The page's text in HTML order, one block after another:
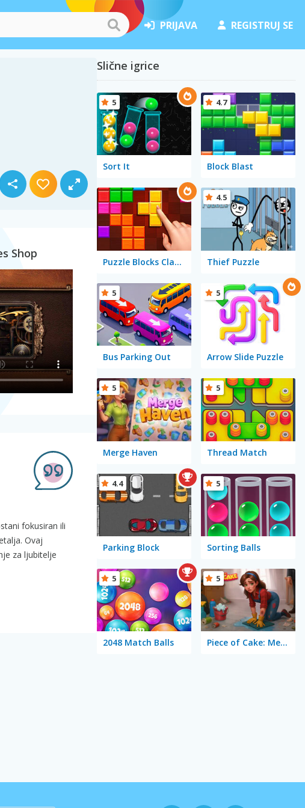
PRIJAVA REGISTRUJ SE
Shop
fokusiran ili
Ovaj
za ljubitelje
Slične igrice
Sort It
5
Block Blast
4.7
Puzzle Blocks Classic Thief Puzzle
4.5
Bus Parking Out
5
Arrow Slide Puzzle
5
Merge Haven
5
Thread Match
5
Parking Block
4.4
Sorting Balls
5
2048 Match Balls
5
Piece of Cake: Merge and Bake
5